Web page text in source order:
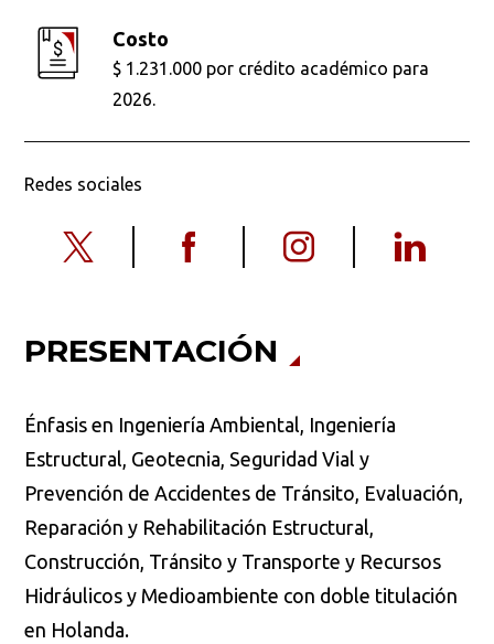
Costo
$ 1.231.000 por crédito académico para
2026.
Redes sociales
PRESENTACIÓN
Énfasis en Ingeniería Ambiental, Ingeniería
Estructural, Geotecnia, Seguridad Vial y
Prevención de Accidentes de Tránsito, Evaluación,
Reparación y Rehabilitación Estructural,
Construcción, Tránsito y Transporte y Recursos
Hidráulicos y Medioambiente con doble titulación
en Holanda.